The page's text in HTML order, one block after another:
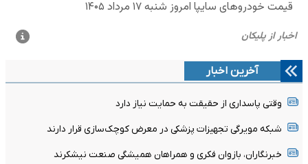
آخرین اخبار
وقتی پاسداری از حقیقت به حمایت نیاز دارد
شبکه مویرگی تجهیزات پزشکی در معرض کوچک‌سازی قرار دارند
خبرنگاران، بازوان فکری و همراهان همیشگی صنعت نیشکرند